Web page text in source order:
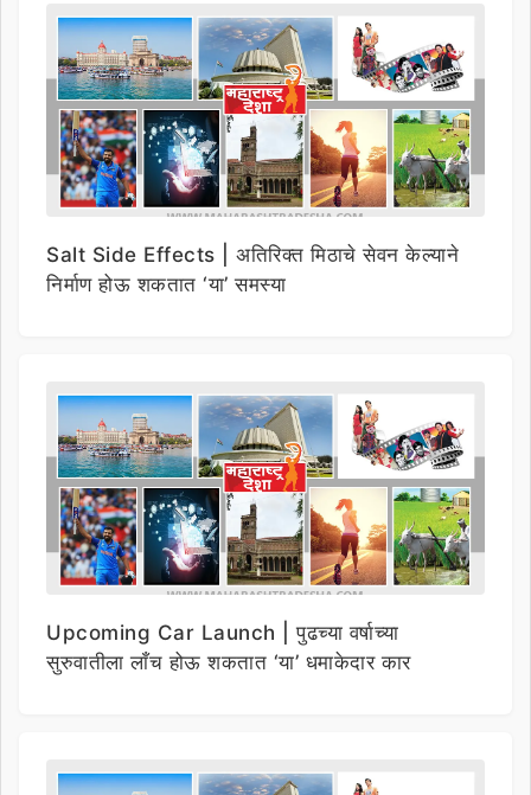
Salt Side Effects | अतिरिक्त मिठाचे सेवन केल्याने
निर्माण होऊ शकतात ‘या’ समस्या
Upcoming Car Launch | पुढच्या वर्षाच्या
सुरुवातीला लाँच होऊ शकतात ‘या’ धमाकेदार कार